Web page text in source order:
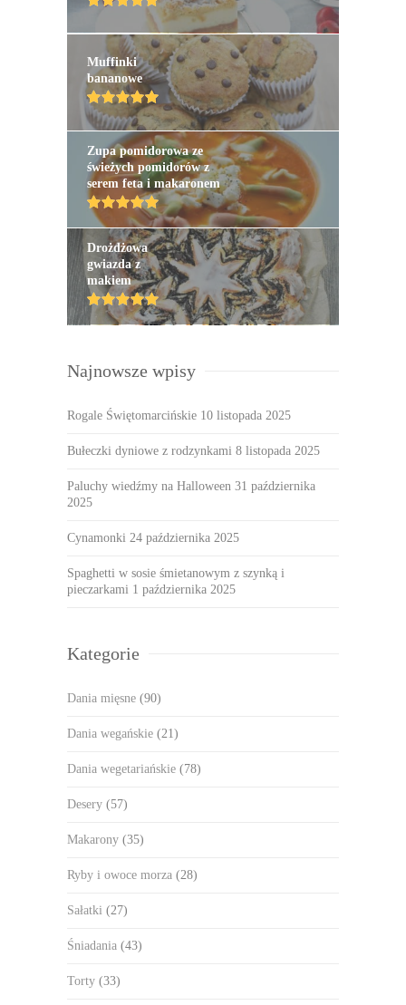
Muffinki
bananowe
Zupa pomidorowa ze
świeżych pomidorów z
serem feta i makaronem
Drożdżowa
gwiazda z
makiem
Najnowsze wpisy
Rogale Świętomarcińskie 10 listopada 2025
Bułeczki dyniowe z rodzynkami 8 listopada 2025
Paluchy wiedźmy na Halloween 31 października
2025
Cynamonki 24 października 2025
Spaghetti w sosie śmietanowym z szynką i
pieczarkami 1 października 2025
Kategorie
Dania mięsne (90)
Dania wegańskie (21)
Dania wegetariańskie (78)
Desery (57)
Makarony (35)
Ryby i owoce morza (28)
Sałatki (27)
Śniadania (43)
Torty (33)